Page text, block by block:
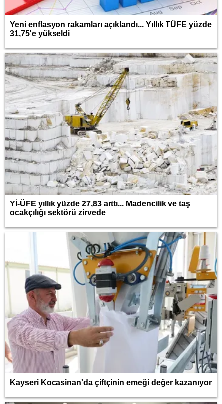
Yeni enflasyon rakamları açıklandı... Yıllık TÜFE yüzde
31,75'e yükseldi
Yİ-ÜFE yıllık yüzde 27,83 arttı... Madencilik ve taş
ocakçılığı sektörü zirvede
Kayseri Kocasinan'da çiftçinin emeği değer kazanıyor